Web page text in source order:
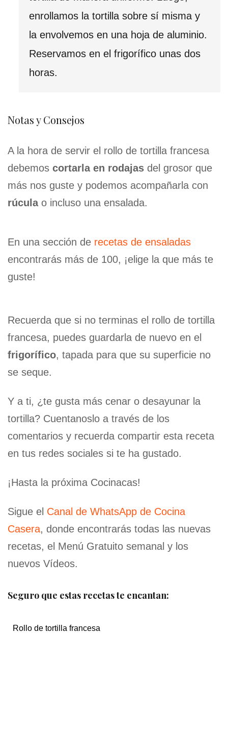
enrollamos la tortilla sobre sí misma y
la envolvemos en una hoja de aluminio.
Reservamos en el frigorífico unas dos
horas.
Notas y Consejos
A la hora de servir el rollo de tortilla francesa
debemos cortarla en rodajas del grosor que
más nos guste y podemos acompañarla con
rúculao incluso una ensalada.
En una sección de recetas de ensaladas
encontrarás más de 100, ¡elige la que más te
guste!
Recuerda que si no terminas el rollo de tortilla
francesa, puedes guardarla de nuevo en el
frigorífico, tapada para que su superficie no
se seque.
Y a ti, ¿te gusta más cenar o desayunar la
tortilla? Cuentanoslo a través de los
comentarios y recuerda compartir esta receta
en tus redes sociales si te ha gustado.
¡Hasta la próxima Cocinacas!
Sigue el Canal de WhatsApp de Cocina
Casera, donde encontrarás todas las nuevas
recetas, el Menú Gratuito semanal y los
nuevos Vídeos.
Seguro que estas recetas te encantan:
Rollo de tortilla francesa